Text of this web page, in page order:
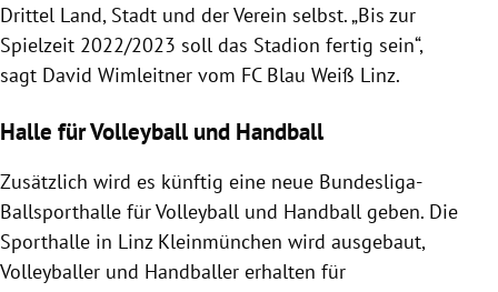
Drittel Land, Stadt und der Verein selbst. „Bis zur
Spielzeit 2022/2023 soll das Stadion fertig sein“,
sagt David Wimleitner vom FC Blau Weiß Linz.
Halle für Volleyball und Handball
Zusätzlich wird es künftig eine neue Bundesliga-
Ballsporthalle für Volleyball und Handball geben. Die
Sporthalle in LinzKleinmünchen wird ausgebaut,
Volleyballer und Handballer erhalten für